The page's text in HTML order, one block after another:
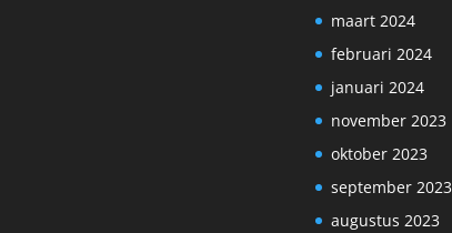
maart 2024
februari 2024
januari 2024
november 2023
oktober 2023
september 2023
augustus 2023